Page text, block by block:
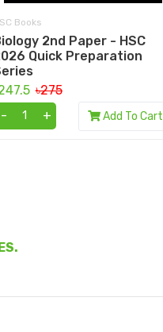
Books
2nd Paper - HSC
Quick Preparation
৳275
-
+ Add To Cart